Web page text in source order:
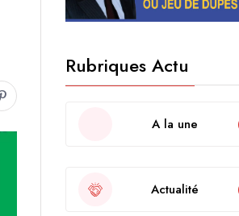
Rubriques Actu
A la une
Actualité